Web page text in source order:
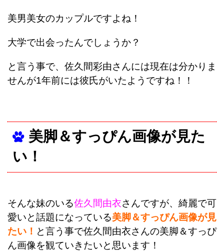
美男美女のカップルですよね！
大学で出会ったんでしょうか？
と言う事で、佐久間彩由さんには現在は分かりま
せんが1年前には彼氏がいたようですね！！
美脚＆すっぴん画像が見た
い！
そんな妹のいる佐久間由衣さんですが、綺麗で可
愛いと話題になっている美脚＆すっぴん画像が見
たい！ と言う事で佐久間由衣さんの美脚＆すっぴ
ん画像を観ていきたいと思います！